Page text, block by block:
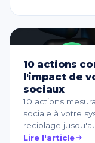
10 actions
l'impact de
sociaux
10 actions
sociale à votre
reciblage
Lire l'article